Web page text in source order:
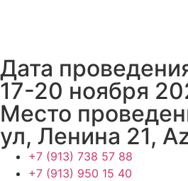
Дата
17-20 ноября
Место
ул, Ленина 21,
‎+7 (913) 738 57 88
+7 (913) 950 15 40